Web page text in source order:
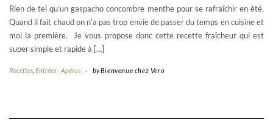
Rien de tel qu’un gaspacho concombre menthe pour se rafraîchir en été.
Quand il fait chaud on n’a pas trop envie de passer du temps en cuisine et
moi la première. Je vous propose donc cette recette fraîcheur qui est
super simple et rapide à […]
Recettes Entrées - Apéros - byBienvenue chez Vero